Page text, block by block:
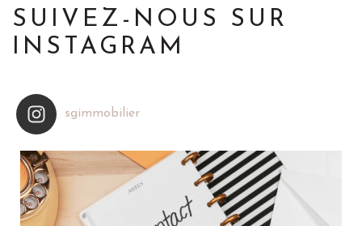
SUIVEZ-NOUS SUR
INSTAGRAM
sgimmobilier